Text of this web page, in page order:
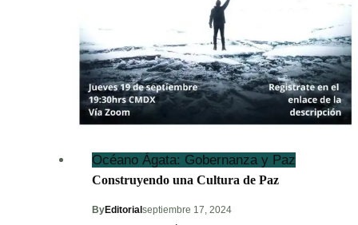
Océano Ágata: Gobernanza y Paz
Construyendo una Cultura de Paz
ByEditorial septiembre 17, 2024